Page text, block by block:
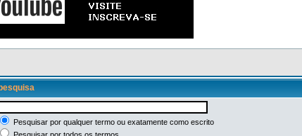
Pesquisar por qualquer termo ou exatamente como escrito